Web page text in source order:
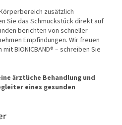
zusätzlich
Sie das Schmuckstück direkt auf
berichten von schneller
Empfindungen. Wir freuen
BIONICBAND® – schreiben Sie
ärztliche Behandlung und
eines gesunden